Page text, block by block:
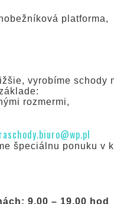
platforma,
vyrobíme schody
rozmermi,
špeciálnu ponuku v
9.00 – 19.00 hod